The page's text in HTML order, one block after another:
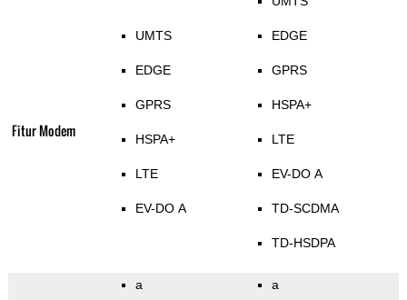
Fitur Modem
UMTS
EDGE
GPRS
HSPA+
LTE
EV-DO A
EDGE
GPRS
HSPA+
LTE
EV-DO A
TD-SCDMA
TD-HSDPA
a a